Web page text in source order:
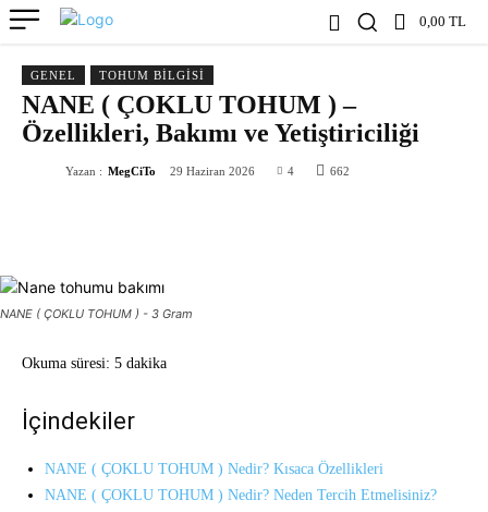
0,00 TL
GENEL TOHUM BILGISI
NANE ( ÇOKLU TOHUM ) –
Özellikleri, Bakımı ve Yetiştiriciliği
Yazan : MegCiTo 29 Haziran 2026 4 662
NANE ( ÇOKLU TOHUM ) - 3 Gram
Okuma süresi: 5 dakika
İçindekiler
NANE ( ÇOKLU TOHUM ) Nedir? Kısaca Özellikleri
NANE ( ÇOKLU TOHUM ) Nedir? Neden Tercih Etmelisiniz?